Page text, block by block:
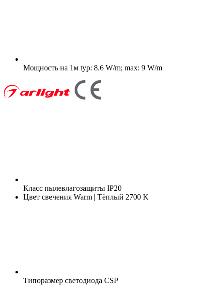
Мощность на 1м typ: 8.6 W/m; max: 9 W/m
Класс пылевлагозащиты IP20
Цвет свечения Warm | Тёплый 2700 K
Типоразмер светодиода CSP